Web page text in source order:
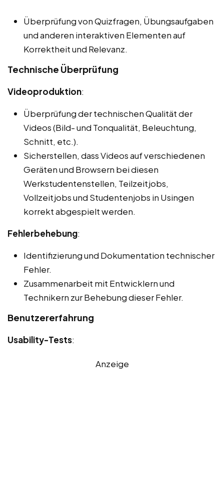
Überprüfung von Quizfragen, Übungsaufgaben
und anderen interaktiven Elementen auf
Korrektheit und Relevanz.
Technische Überprüfung
Videoproduktion:
Überprüfung der technischen Qualität der
Videos (Bild- und Tonqualität, Beleuchtung,
Schnitt, etc.).
Sicherstellen, dass Videos auf verschiedenen
Geräten und Browsern bei diesen
Werkstudentenstellen, Teilzeitjobs,
Vollzeitjobs und Studentenjobs in Usingen
korrekt abgespielt werden.
Fehlerbehebung:
Identifizierung und Dokumentation technischer
Fehler.
Zusammenarbeit mit Entwicklern und
Technikern zur Behebung dieser Fehler.
Benutzererfahrung
Usability-Tests:
Anzeige